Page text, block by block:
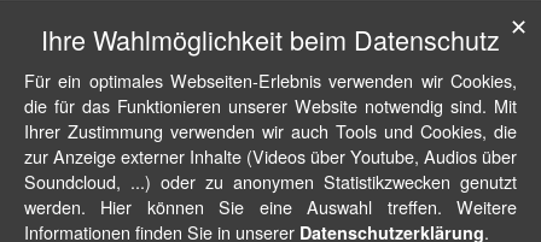
Ihre Wahlmöglichkeit beim Datenschutz
Für ein optimales Webseiten-Erlebnis verwenden wir Cookies,
die für das Funktionieren unserer Website notwendig sind. Mit
Ihrer Zustimmung verwenden wir auch Tools und Cookies, die
zur Anzeige externer Inhalte (Videos über Youtube, Audios über
Soundcloud, ...) oder zu anonymen Statistikzwecken genutzt
werden. Hier können Sie eine Auswahl treffen. Weitere
Informationen finden Sie in unserer Datenschutzerklärung.
✕